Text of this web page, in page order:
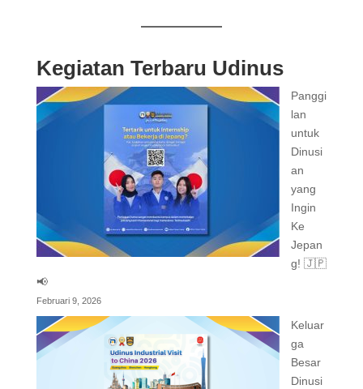
Kegiatan Terbaru Udinus
Panggi
lan
untuk
Dinusi
an
yang
Ingin
Ke
Jepan
g! 🇯🇵
📢
Februari 9, 2026
Keluar
ga
Besar
Dinusi